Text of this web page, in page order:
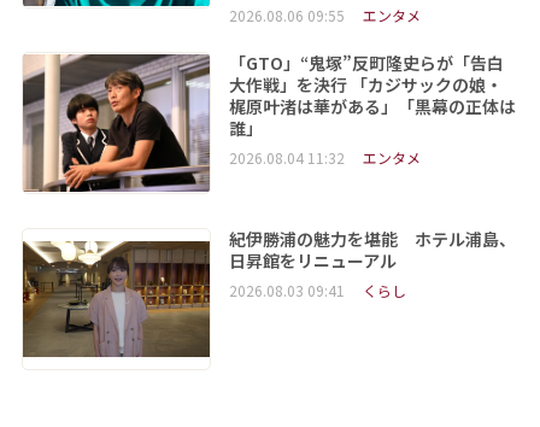
2026.08.06 09:55 エンタメ
「GTO」“鬼塚”反町隆史らが「告白
大作戦」を決行 「カジサックの娘・
梶原叶渚は華がある」「黒幕の正体は
誰」
2026.08.04 11:32 エンタメ
紀伊勝浦の魅力を堪能 ホテル浦島、
日昇館をリニューアル
2026.08.03 09:41 くらし